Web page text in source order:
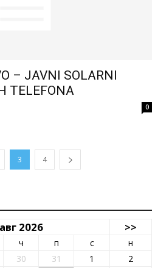
– JAVNI SOLARNI
TELEFONA
0
3 4
авг 2026 >>
ч п с
н
30 31 1
2